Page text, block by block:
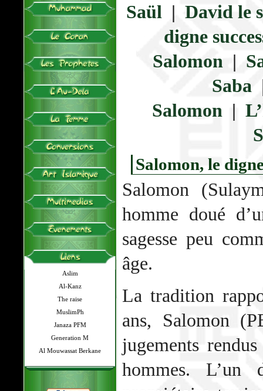
Aslim
Al-Kanz
The raise
MuslimPh
Janaza PFM
Generation M
Al Mouwassat Berkane
Saül| David le
digne
Salomon |
Saba
Salomon |
Salomon, le
Salomon
homme doué
sagesse peu
âge.
La tradition
ans, Salomon
jugements
hommes. L’un